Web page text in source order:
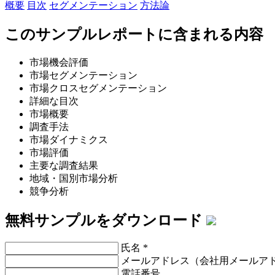
概要 目次 セグメンテーション 方法論
このサンプルレポートに含まれる内容
市場機会評価
市場セグメンテーション
市場クロスセグメンテーション
詳細な目次
市場概要
調査手法
市場ダイナミクス
市場評価
主要な調査結果
地域・国別市場分析
競争分析
無料サンプルをダウンロード
氏名 *
メールアドレス（会社用メールア